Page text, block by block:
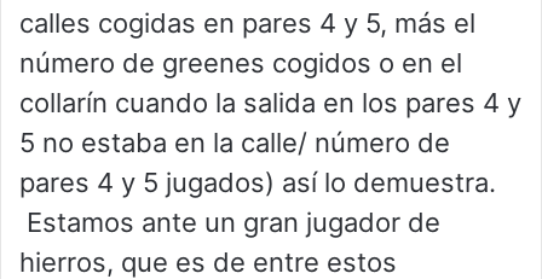
calles cogidas en pares 4 y 5, más el
número de greenes cogidos o en el
collarín cuando la salida en los pares 4 y
5 no estaba en la calle/ número de
pares 4 y 5 jugados) así lo demuestra.
Estamos ante un gran jugador de
hierros, que es de entre estos